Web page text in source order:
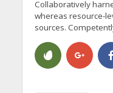
Collaboratively
whereas resource-
sources.